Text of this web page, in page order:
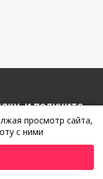
и получите
просмотр сайта,
с ними